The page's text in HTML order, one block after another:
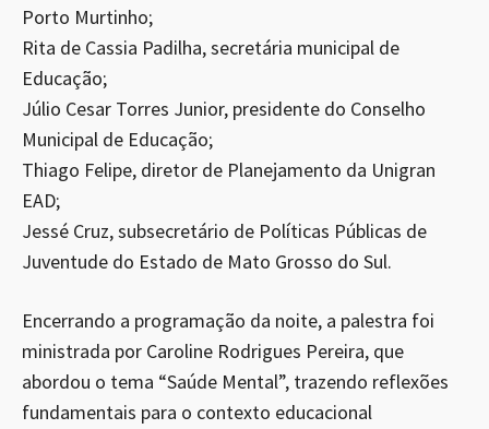
Porto Murtinho;
Rita de Cassia Padilha, secretária municipal de
Educação;
Júlio Cesar Torres Junior, presidente do Conselho
Municipal de Educação;
Thiago Felipe, diretor de Planejamento da Unigran
EAD;
Jessé Cruz, subsecretário de Políticas Públicas de
Juventude do Estado de Mato Grosso do Sul.
Encerrando a programação da noite, a palestra foi
ministrada por Caroline Rodrigues Pereira, que
abordou o tema “Saúde Mental”, trazendo reflexões
fundamentais para o contexto educacional